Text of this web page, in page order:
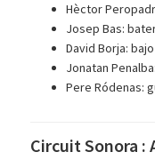
Hèctor
Josep Bas:
David Borja:
Jonatan
Pere Ródenas:
Circuit Sonora :